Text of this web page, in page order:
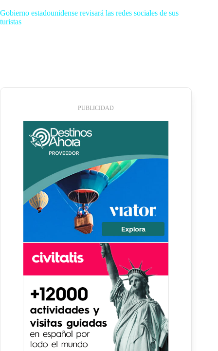
Gobierno estadounidense revisará las redes sociales de sus
turistas
PUBLICIDAD